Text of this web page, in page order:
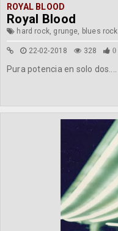
ROYAL BLOOD
Royal Blood
hard rock, grunge, blues rock
22-02-2018 328 0
Pura potencia en solo dos....